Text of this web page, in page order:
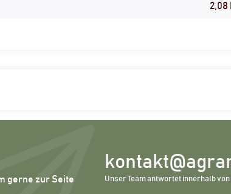
2,08
gerne zur Seite Unser Team antwortet innerhalb von